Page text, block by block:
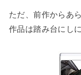
ただ、前作からあ
作品は踏み台にし